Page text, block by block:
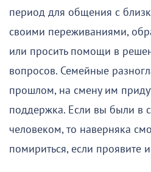
период для общения с
своими переживаниями,
или просить помощи в
вопросов. Семейные
прошлом, на смену им
поддержка. Если вы были в
человеком, то наверняка
помириться, если проявите